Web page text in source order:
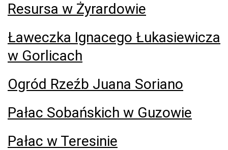
Resursa w Żyrardowie
Ławeczka Ignacego Łukasiewicza
w Gorlicach
Ogród Rzeźb Juana Soriano
Pałac Sobańskich w Guzowie
Pałac w Teresinie